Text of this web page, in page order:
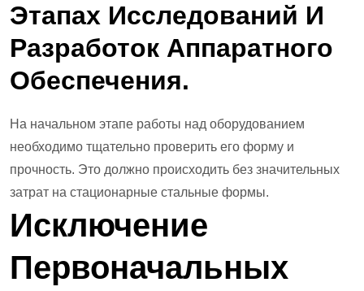
Этапах Исследований И
Разработок Аппаратного
Обеспечения.
На начальном этапе работы над оборудованием
необходимо тщательно проверить его форму и
прочность. Это должно происходить без значительных
затрат на стационарные стальные формы.
Исключение
Первоначальных